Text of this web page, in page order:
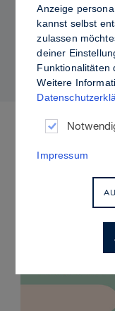
Dewy vs.
Glow für
Anzeige
kannst selbst
zulassen
deiner
Funktionalitäten
Weitere
Impressum